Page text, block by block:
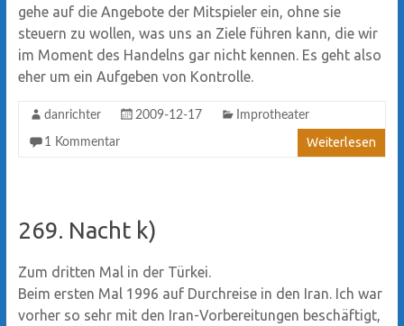
gehe auf die Angebote der Mitspieler ein, ohne sie
steuern zu wollen, was uns an Ziele führen kann, die wir
im Moment des Handelns gar nicht kennen. Es geht also
eher um ein Aufgeben von Kontrolle.
danrichter 2009-12-17 Improtheater
1 Kommentar Weiterlesen
269. Nacht k)
Zum dritten Mal in der Türkei.
Beim ersten Mal 1996 auf Durchreise in den Iran. Ich war
vorher so sehr mit den Iran-Vorbereitungen beschäftigt,